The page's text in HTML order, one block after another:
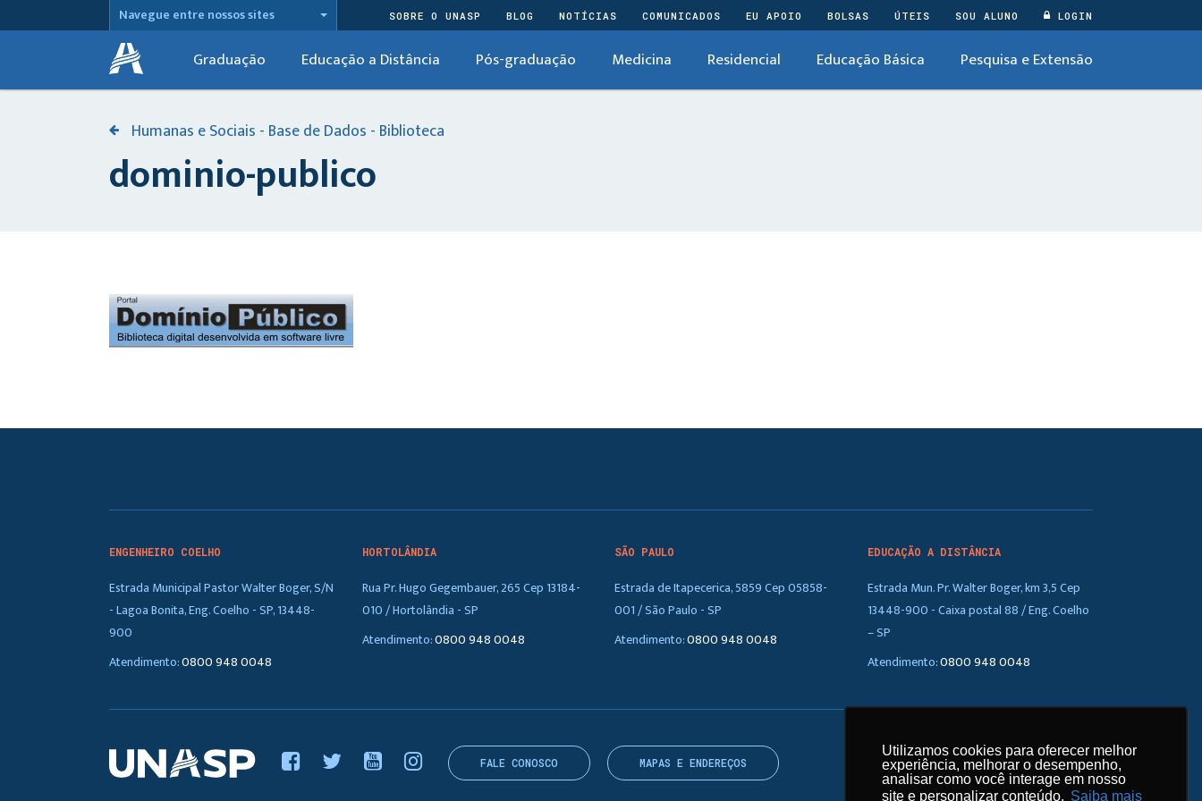
Utilizamos cookies para oferecer melhor
experiência, melhorar o desempenho,
analisar como você interage em nosso
site e personalizar conteúdo. Saiba mais
Utilizamos cookies para oferecer melhor
experiência, melhorar o desempenho,
analisar como você interage em nosso
site e personalizar conteúdo. Saiba mais
Navegue entre nossos sites SOBRE O UNASP BLOG NOTÍCIAS COMUNICADOS EU APOIO BOLSAS ÚTEIS SOU ALUNO LOGIN
Graduação Educação a Distância Pós-graduação Medicina Residencial Educação Básica Pesquisa e Extensão
Humanas e Sociais - Base de Dados - Biblioteca
dominio-publico
ENGENHEIRO COELHO
Estrada Municipal Pastor Walter Boger, S/N
- Lagoa Bonita, Eng. Coelho - SP, 13448-
900
Atendimento:0800 948 0048
HORTOLÂNDIA
Rua Pr. Hugo Gegembauer, 265 Cep 13184-
010 / Hortolândia - SP
Atendimento:0800 948 0048
SÃO PAULO
Estrada de Itapecerica, 5859 Cep 05858-
001 / São Paulo - SP
Atendimento:0800 948 0048
EDUCAÇÃO A DISTÂNCIA
Estrada Mun. Pr. Walter Boger, km 3,5 Cep
13448-900 - Caixa postal 88 / Eng. Coelho
– SP
Atendimento:0800 948 0048
FALE CONOSCO MAPAS E ENDEREÇOS